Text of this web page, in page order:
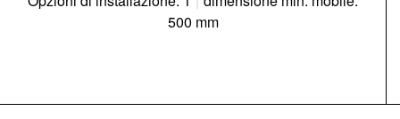
500 mm